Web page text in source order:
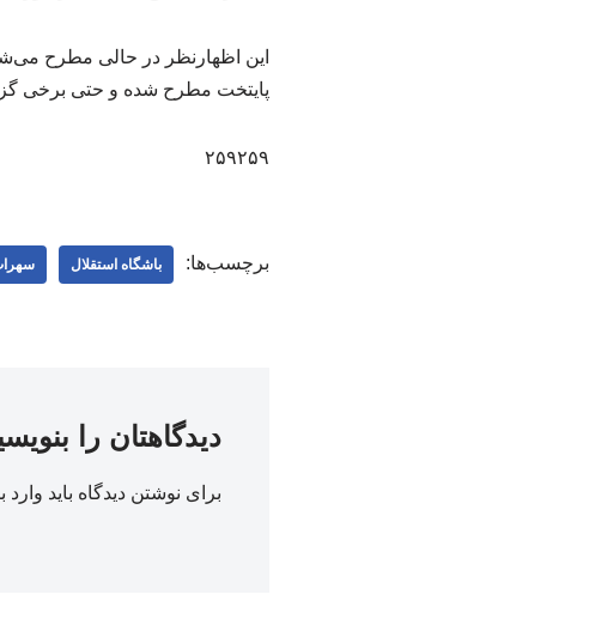
این اظهارنظر در حالی مطرح
پایتخت مطرح شده و حتی برخی
۲۵۹۲۵۹
برچسب‌ها: باشگاه استقلال
دیدگاهتان را
برای نوشتن دیدگاه باید وارد